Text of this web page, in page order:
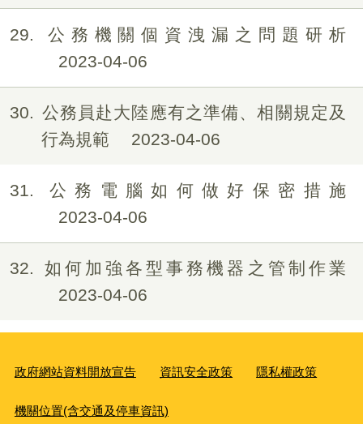
29
公務機關個資洩漏之問題研析
2023-04-06
30
公務員赴大陸應有之準備、相關規定及
行為規範
2023-04-06
31
公務電腦如何做好保密措施
2023-04-06
32
如何加強各型事務機器之管制作業
2023-04-06
政府網站資料開放宣告 資訊安全政策 隱私權政策
機關位置(含交通及停車資訊)